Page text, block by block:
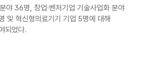
야 36명, 창업·벤처기업 기술사업화 분야
및 혁신형의료기기 기업 5명에 대해
되었다.